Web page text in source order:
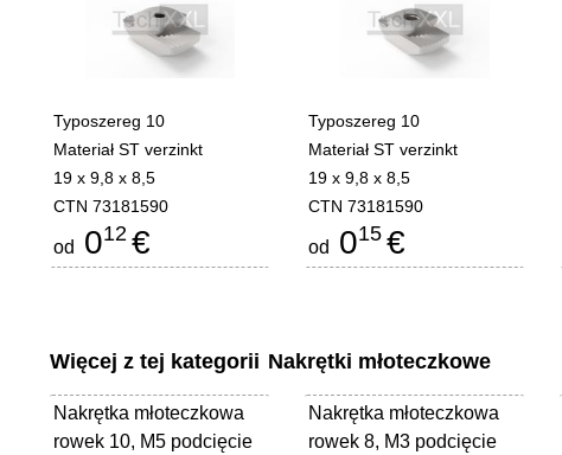
Typoszereg 10
Materiał ST verzinkt
19 x 9,8 x 8,5
CTN 73181590
od 012 €
Typoszereg 10
Materiał ST verzinkt
19 x 9,8 x 8,5
CTN 73181590
od 015 €
Więcej z tej kategorii Nakrętki młoteczkowe
Nakrętka młoteczkowa
rowek 10, M5 podcięcie
Nakrętka młoteczkowa
rowek 8, M3 podcięcie